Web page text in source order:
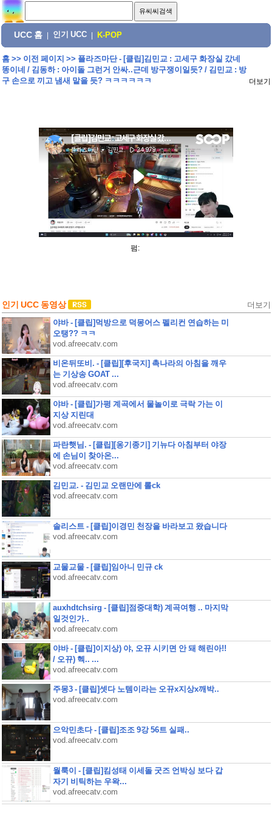
UCC 홈 인기 UCC K-POP
홈>> 이전 페이지 >> 플라즈마단 - [클립]김민교 : 고세구 화장실 갔네
똥이네 / 김동하 : 아이돌 그런거 안싸..근데 방구쟁이일듯? / 김민교 : 방
구 손으로 끼고 냄새 맡을 듯? ㅋㅋㅋㅋㅋㅋ
더보기
펌:
인기 UCC 동영상 더보기
야바 - [클립]먹방으로 덕몽어스 펠리컨 연습하는 미
오탱?? ㅋㅋ
vod.afreecatv.com
비온뒤또비. - [클립][후국지] 촉나라의 아침을 깨우
는 기상송 GOAT ...
vod.afreecatv.com
야바 - [클립]가평 계곡에서 물놀이로 극락 가는 이
지상 지린대
vod.afreecatv.com
파란햇님. - [클립][옹기종기] 기뉴다 아침부터 야장
에 손님이 찾아온...
vod.afreecatv.com
김민교. - 김민교 오랜만에 롤ck
vod.afreecatv.com
솔리스트 - [클립]이경민 천장을 바라보고 왔습니다
vod.afreecatv.com
교물교물 - [클립]임아니 민규 ck
vod.afreecatv.com
auxhdtchsirg - [클립]점중대학) 계곡여행 .. 마지막
일것인가..
vod.afreecatv.com
야바 - [클립]이지상) 야, 오뀨 시키면 안 돼 해린아!!
/ 오뀨) 헥.. ...
vod.afreecatv.com
주몽3 - [클립]셋다 노템이라는 오뀨x지상x깨박..
vod.afreecatv.com
으악민초다 - [클립]조조 9강 56트 실패..
vod.afreecatv.com
월룩이 - [클립]킴성태 이세돌 굿즈 언박싱 보다 갑
자기 비틱하는 우왁...
vod.afreecatv.com